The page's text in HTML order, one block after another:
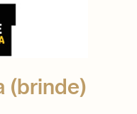
(brinde)